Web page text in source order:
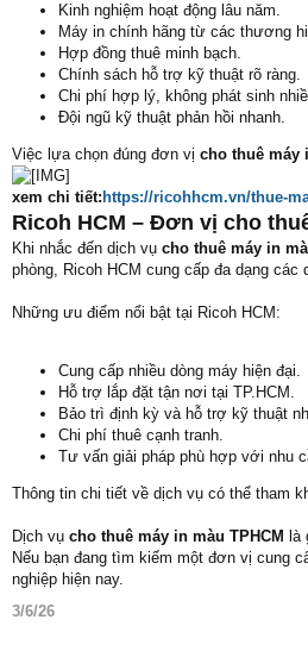
Kinh nghiệm hoạt động lâu năm.
Máy in chính hãng từ các thương
Hợp đồng thuê minh bạch.
Chính sách hỗ trợ kỹ thuật rõ ràng.
Chi phí hợp lý, không phát sinh
Đội ngũ kỹ thuật phản hồi nhanh.
Việc lựa chọn đúng đơn vị cho thuê máy
xem chi tiết: https://ricohhcm.vn/thue-
Ricoh HCM – Đơn vị cho
Khi nhắc đến dịch vụ cho thuê máy in
phòng, Ricoh HCM cung cấp đa dạng
Những ưu điểm nổi bật tại Ricoh HCM:
Cung cấp nhiều dòng máy hiện đại.
Hỗ trợ lắp đặt tận nơi tại TP.HCM.
Bảo trì định kỳ và hỗ trợ kỹ thuật
Chi phí thuê cạnh tranh.
Tư vấn giải pháp phù hợp với nhu
Thông tin chi tiết về dịch vụ có thể tham
Dịch vụ cho thuê máy in màu TPHCM là
Nếu bạn đang tìm kiếm một đơn vị cung
nghiệp hiện nay.
3/6/26